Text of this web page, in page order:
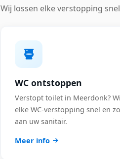
Wij lossen elke verstopping
WC ontstoppen
Verstopt toilet in Meerdonk?
elke WC-verstopping snel en
aan uw sanitair.
Meer info